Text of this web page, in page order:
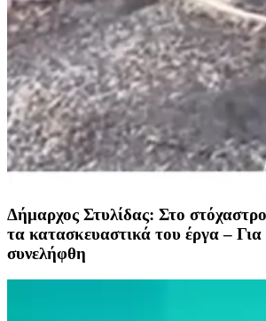
Δήμαρχος Στυλίδας: Στο
τα κατασκευαστικά του έργα – Για
συνελήφθη